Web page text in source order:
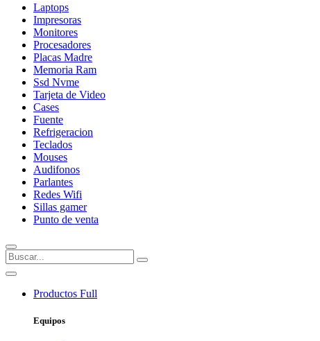
Laptops
Impresoras
Monitores
Procesadores
Placas Madre
Memoria Ram
Ssd Nvme
Tarjeta de Video
Cases
Fuente
Refrigeracion
Teclados
Mouses
Audifonos
Parlantes
Redes Wifi
Sillas gamer
Punto de venta
Productos Full
Equipos